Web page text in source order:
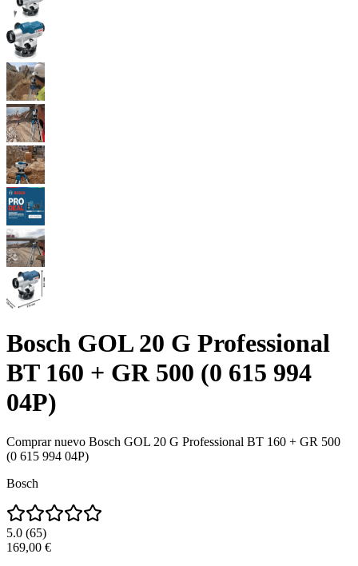
Bosch GOL 20 G Professional
BT 160 + GR 500 (0 615 994
04P)
Comprar nuevo Bosch GOL 20 G Professional BT 160 + GR 500
(0 615 994 04P)
Bosch
5.0 (65)
169,00 €